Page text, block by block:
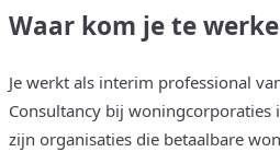
Waar kom je te
Je werkt als interim professional
Consultancy bij woningcorporaties
zijn organisaties die betaalbare